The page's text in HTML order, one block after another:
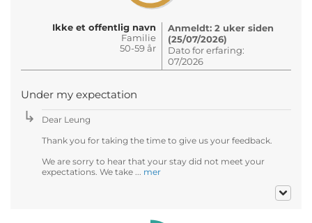
Ikke et offentlig navn
Familie
50-59 år
Anmeldt: 2 uker siden
(25/07/2026)
Dato for erfaring:
07/2026
Under my expectation
Dear Leung
Thank you for taking the time to give us your feedback.
We are sorry to hear that your stay did not meet your
expectations. We take ... mer